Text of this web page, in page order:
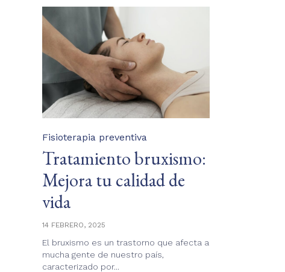
Category
Fisioterapia preventiva
Tratamiento bruxismo:
Mejora tu calidad de
vida
14 FEBRERO, 2025
El bruxismo es un trastorno que afecta a
mucha gente de nuestro país,
caracterizado por...